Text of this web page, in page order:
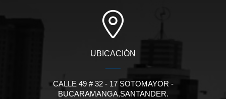
UBICACIÓN
CALLE 49 # 32 - 17 SOTOMAYOR -
BUCARAMANGA,SANTANDER.